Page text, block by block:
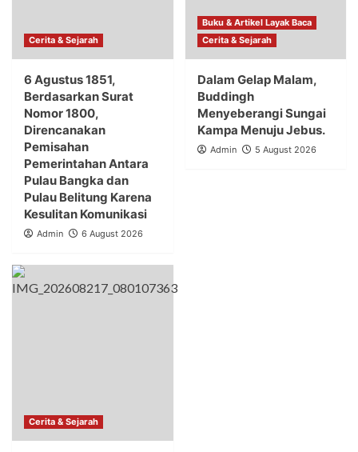
Cerita & Sejarah
6 Agustus 1851,
Berdasarkan Surat
Nomor 1800,
Direncanakan
Pemisahan
Pemerintahan Antara
Pulau Bangka dan
Pulau Belitung Karena
Kesulitan Komunikasi
Admin 6 August 2026
Buku & Artikel Layak Baca
Cerita & Sejarah
Dalam Gelap Malam,
Buddingh
Menyeberangi Sungai
Kampa Menuju Jebus.
Admin 5 August 2026
Cerita & Sejarah